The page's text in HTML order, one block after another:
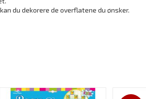
du dekorere de overflatene du ønsker.